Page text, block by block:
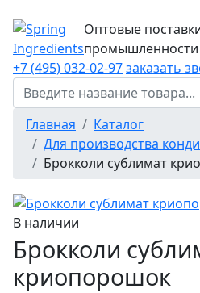
Оптовые
+7 (495) 032-02-97заказать
Главная
Каталог
Для производства
Брокколи сублимат
В наличии
Брокколи
криопорошок